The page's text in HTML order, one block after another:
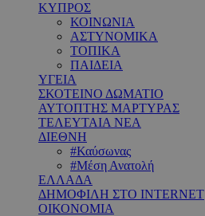
ΚΥΠΡΟΣ
ΚΟΙΝΩΝΙΑ
ΑΣΤΥΝΟΜΙΚΑ
ΤΟΠΙΚΑ
ΠΑΙΔΕΙΑ
ΥΓΕΙΑ
ΣΚΟΤΕΙΝΟ ΔΩΜΑΤΙΟ
ΑΥΤΟΠΤΗΣ ΜΑΡΤΥΡΑΣ
ΤΕΛΕΥΤΑΙΑ ΝΕΑ
ΔΙΕΘΝΗ
#Καύσωνας
#Μέση Ανατολή
ΕΛΛΑΔΑ
ΔΗΜΟΦΙΛΗ ΣΤΟ INTERNET
ΟΙΚΟΝΟΜΙΑ